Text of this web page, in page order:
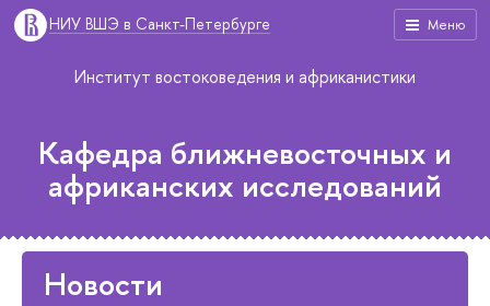
Меню
НИУ ВШЭ в Санкт-Петербурге
Институт востоковедения и африканистики
Кафедра ближневосточных и
африканских исследований
Новости